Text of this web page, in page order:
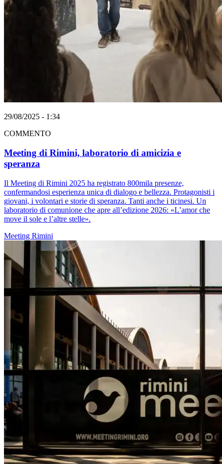
29/08/2025 - 1:34
COMMENTO
Meeting di Rimini, laboratorio di amicizia e
speranza
Il Meeting di Rimini 2025 ha registrato 800mila presenze,
confermandosi esperienza unica di dialogo e bellezza. Protagonisti i
giovani, i volontari e storie di speranza. Tanti anche i ticinesi. Un
laboratorio di comunione che apre all’edizione 2026: «L’amor che
move il sole e l’altre stelle».
Meeting Rimini